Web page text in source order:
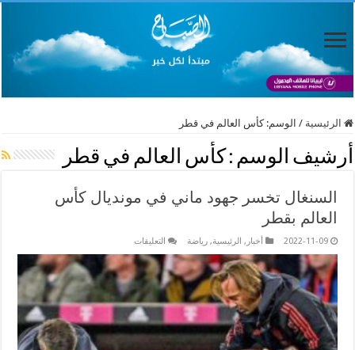
الرئيسية / الوسم:كأس العالم في قطر
أرشيف الوسم : كأس العالم في قطر
السنغال تخسر جهود ماني في مونديال كأس
العالم بقطر
2022-11-09 أخبار , الرئيسية,رياضة التعليقات
تخسر
جهود
ماني
في
مونديال
كأس
العالم
بقطر
مغلقة